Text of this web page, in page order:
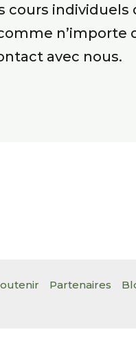
cours
n’importe
avec nous.
Partenaires